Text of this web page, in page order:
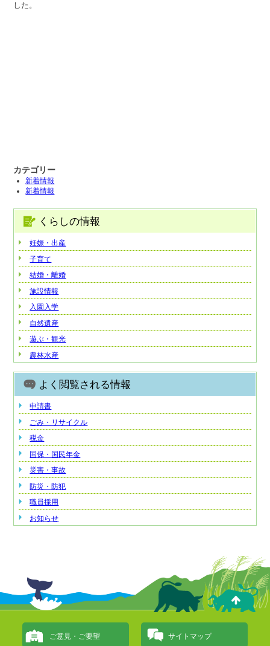
した。
カテゴリー
新着情報
新着情報
くらしの情報
妊娠・出産
子育て
結婚・離婚
施設情報
入園入学
自然遺産
遊ぶ・観光
農林水産
よく閲覧される情報
申請書
ごみ・リサイクル
税金
国保・国民年金
災害・事故
防災・防犯
職員採用
お知らせ
ご意見・ご要望 サイトマップ